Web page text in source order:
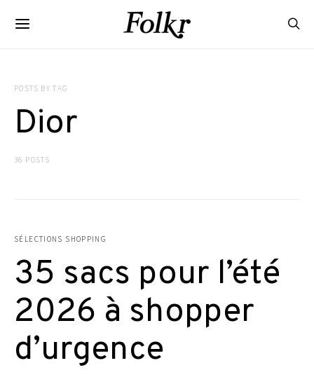
POSTS BY TAG
Dior
36 POSTS
SÉLECTIONS SHOPPING
35 sacs pour l’été
2026 à shopper
d’urgence